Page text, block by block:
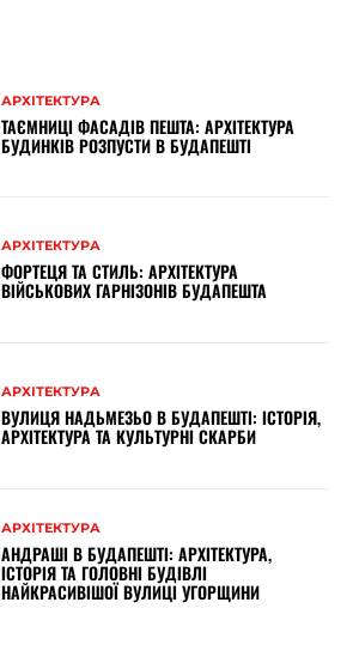
АРХІТЕКТУРА
ТАЄМНИЦІ ФАСАДІВ ПЕШТА: АРХІТЕКТУРА
БУДИНКІВ РОЗПУСТИ В БУДАПЕШТІ
АРХІТЕКТУРА
ФОРТЕЦЯ ТА СТИЛЬ: АРХІТЕКТУРА
ВІЙСЬКОВИХ ГАРНІЗОНІВ БУДАПЕШТА
АРХІТЕКТУРА
ВУЛИЦЯ НАДЬМЕЗЬО В БУДАПЕШТІ: ІСТОРІЯ,
АРХІТЕКТУРА ТА КУЛЬТУРНІ СКАРБИ
АРХІТЕКТУРА
АНДРАШІ В БУДАПЕШТІ: АРХІТЕКТУРА,
ІСТОРІЯ ТА ГОЛОВНІ БУДІВЛІ
НАЙКРАСИВІШОЇ ВУЛИЦІ УГОРЩИНИ